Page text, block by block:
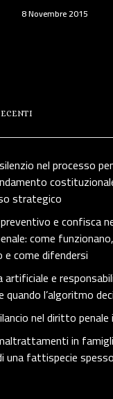
8 Novembre 2015
nel processo
strategico
e confisca
come
e come difendersi
artificiale e
quando l’algoritmo
nel diritto
in
una fattispecie